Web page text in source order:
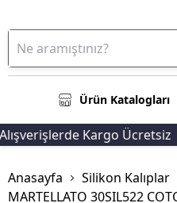
Ürün Katalogları
Kargo Ücretsiz
Anasayfa Silikon Kalıplar
MARTELLATO 30SIL522